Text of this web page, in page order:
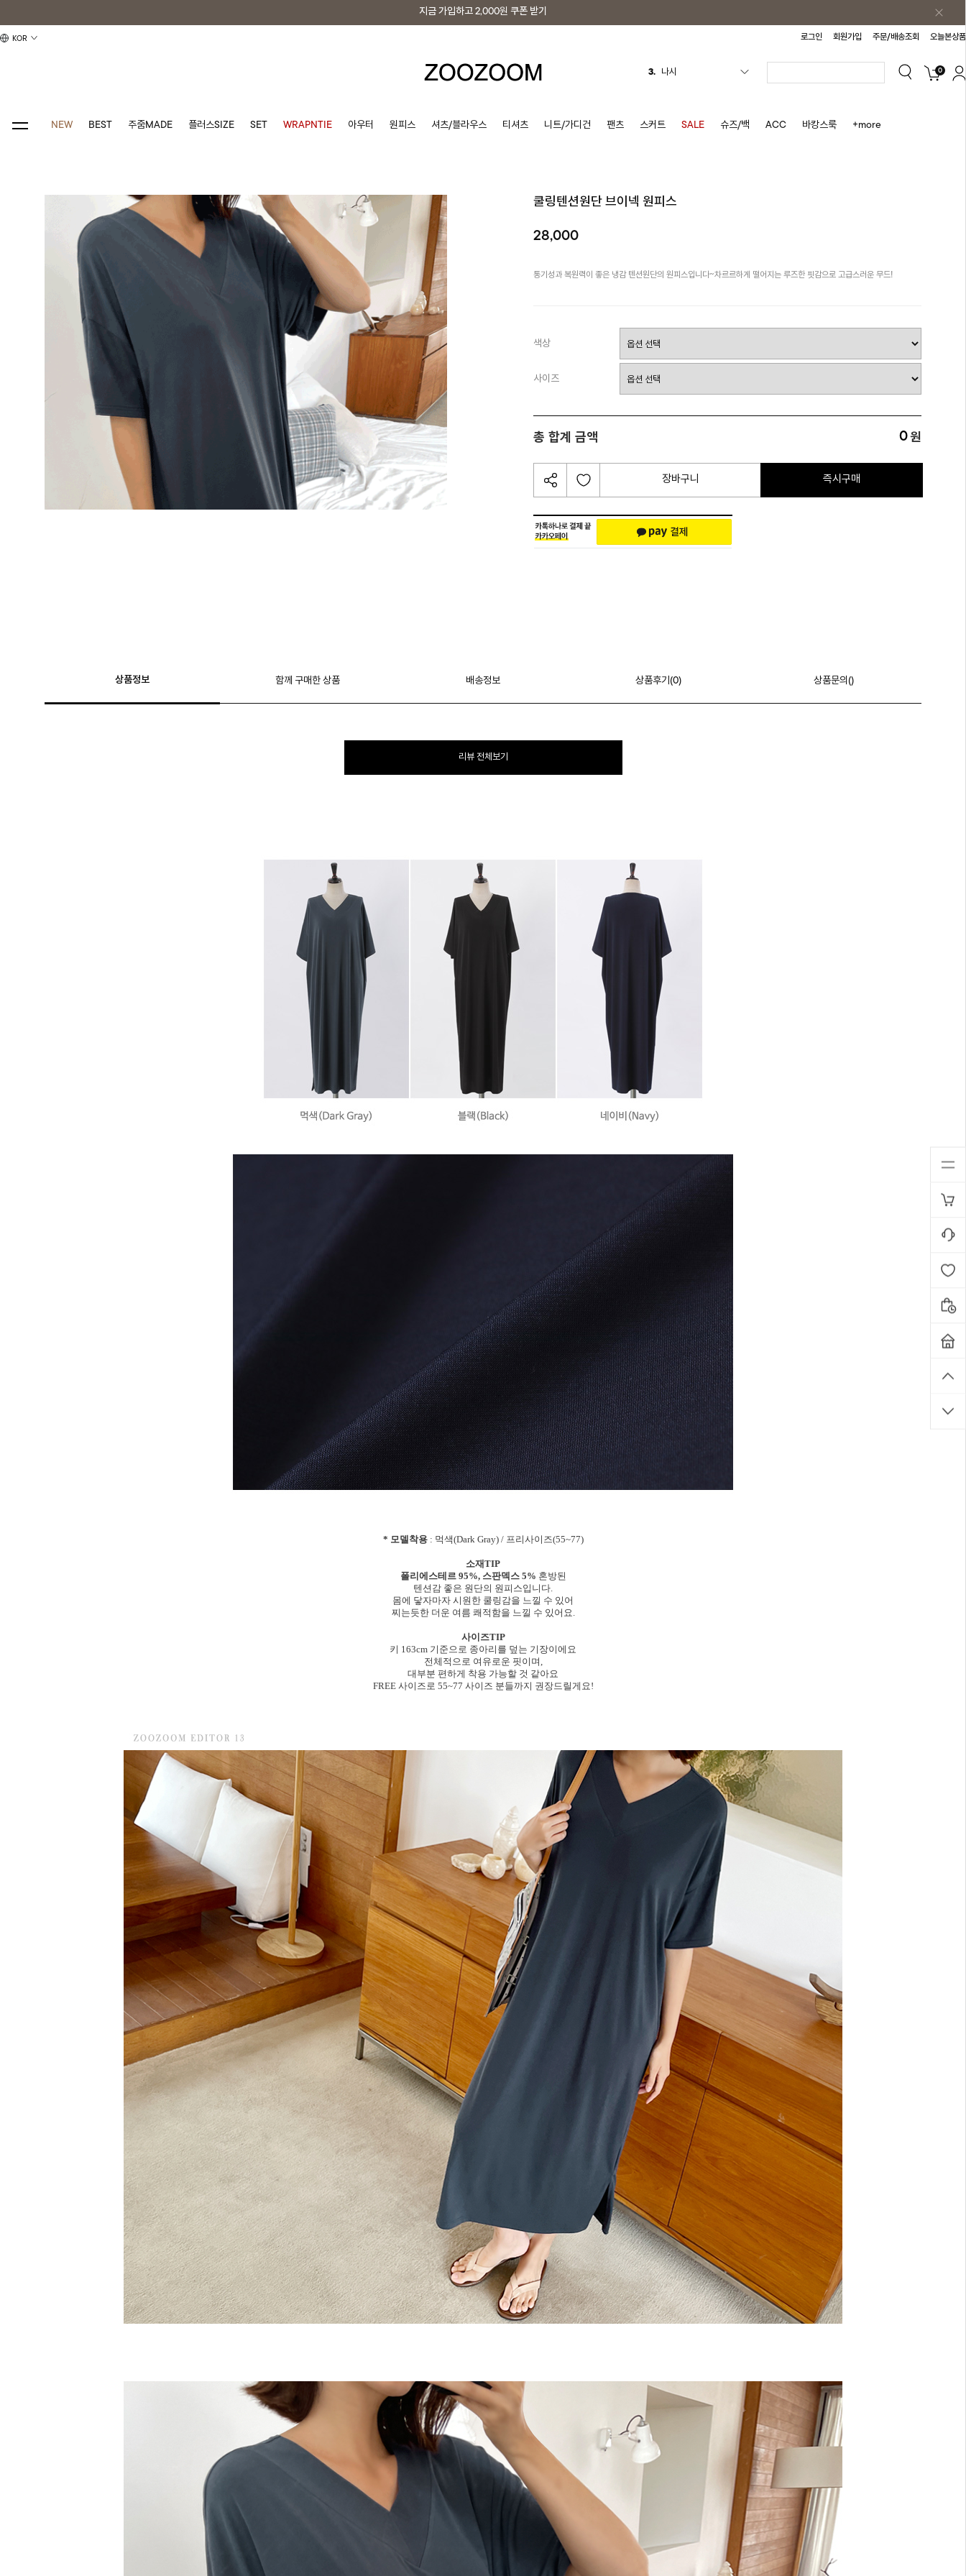
지금 가입하고 2,000원 쿠폰 받기
KOR 로그인 회원가입 주문/배송조회 오늘본상품
4. 스커트
6.
10.
3. 나시
0
NEW BEST 주줌MADE 플러스SIZE SET WRAPNTIE 아우터 원피스 셔츠/블라우스 티셔츠 니트/가디건 팬츠 스커트 SALE 슈즈/백 ACC 바캉스룩 +more
쿨링텐션원단 브이넥 원피스
28,000
통기성과 복원력이 좋은 냉감 텐션원단의 원피스입니다~차르르하게 떨어지는 루즈한 핏감으로 고급스러운 무드!
색상
사이즈
총 합계 금액 0원
장바구니 즉시구매
상품정보 함께 구매한 상품 배송정보 상품후기(0) 상품문의()
리뷰 전체보기
* 모델착용: 먹색(Dark Gray) / 프리사이즈(55~77)
소재TIP
폴리에스테르 95%, 스판덱스 5% 혼방된
텐션감 좋은 원단의 원피스입니다.
몸에 닿자마자 시원한 쿨링감을 느낄 수 있어
찌는듯한 더운 여름 쾌적함을 느낄 수 있어요.
사이즈TIP
키 163cm 기준으로 종아리를 덮는 기장이에요
전체적으로 여유로운 핏이며,
대부분 편하게 착용 가능할 것 같아요
FREE 사이즈로 55~77 사이즈 분들까지 권장드릴게요!